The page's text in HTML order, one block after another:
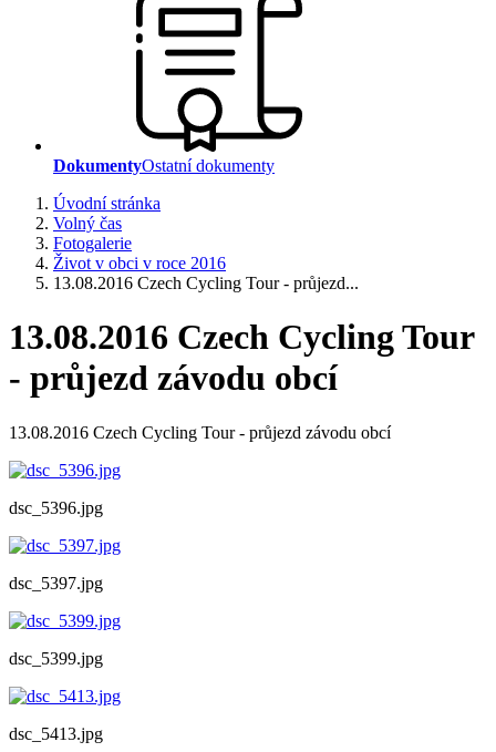
DokumentyOstatní dokumenty
Úvodní stránka
Volný čas
Fotogalerie
Život v obci v roce 2016
13.08.2016 Czech Cycling Tour - průjezd...
13.08.2016 Czech Cycling Tour
- průjezd závodu obcí
13.08.2016 Czech Cycling Tour - průjezd závodu obcí
dsc_5396.jpg
dsc_5397.jpg
dsc_5399.jpg
dsc_5413.jpg